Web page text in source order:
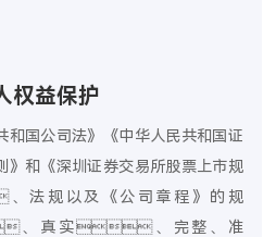
权益保护
和国公司法》《中华人民共和国证
》和《深圳证券交易所股票上市规
法规以及《公司章程》的规
、真实、完整、准